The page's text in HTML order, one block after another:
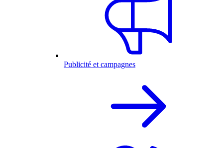
Publicité et campagnes